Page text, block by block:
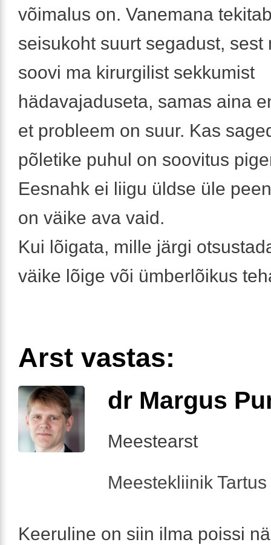
võimalus on. Vanemana
seisukoht suurt segadust, sest
soovi ma kirurgilist sekkumist
hädavajaduseta, samas aina
et probleem on suur. Kas
põletike puhul on soovitus
Eesnahk ei liigu üldse üle
on väike ava vaid.
Kui lõigata, mille järgi
väike lõige või ümberlõikus
Arst vastas:
dr Margus
Meestearst
Meestekliinik
Keeruline on siin ilma poissi